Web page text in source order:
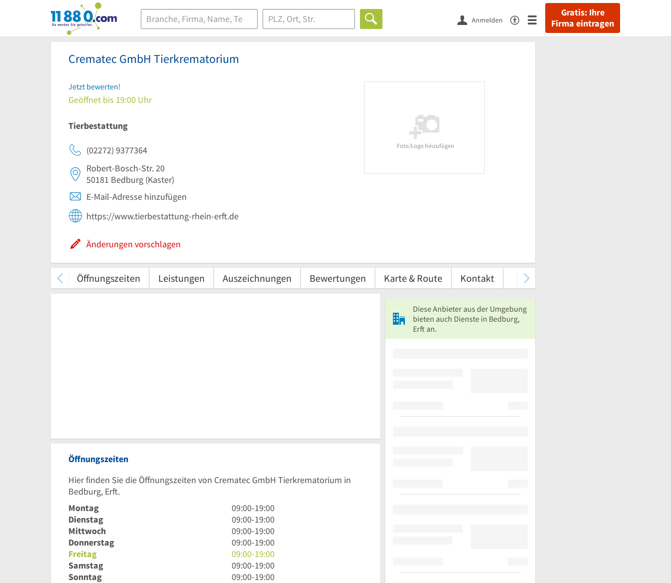
11880.com
Gratis: Ihre
Firma eintragen
Anmelden
Crematec GmbH Tierkrematorium
Jetzt bewerten!
Geöffnet bis 19:00 Uhr
Tierbestattung
Foto/Logo hinzufügen
(02272) 9377364
Robert-Bosch-Str. 20
50181 Bedburg (Kaster)
E-Mail-Adresse hinzufügen
https://www.tierbestattung-rhein-erft.de
Änderungen vorschlagen
Öffnungszeiten Leistungen Auszeichnungen Bewertungen Karte & Route Kontakt
Öffnungszeiten
Hier finden Sie die Öffnungszeiten von Crematec GmbH Tierkrematorium in
Bedburg, Erft.
Montag
9
Uhr
bis
19
Uhr
09:00-19:00
Dienstag
9
Uhr
bis
19
Uhr
09:00-19:00
Mittwoch
9
Uhr
bis
19
Uhr
09:00-19:00
Donnerstag
9
Uhr
bis
19
09:00-19:00
Freitag
9
Uhr
bis
09:00-19:00
Samstag
9
Uhr
09:00-19:00
Sonntag
9
09:00-19:00
Diese Anbieter aus der Umgebung
bieten auch Dienste in Bedburg,
Erft an.